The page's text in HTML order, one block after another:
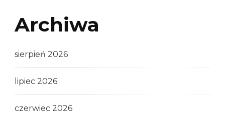
Archiwa
sierpień 2026
lipiec 2026
czerwiec 2026